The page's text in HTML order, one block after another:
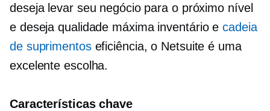
deseja levar seu negócio para o próximo nível
e desejaqualidade máximainventário ecadeia
de suprimentoseficiência, o Netsuite é uma
excelente escolha.
Características chave